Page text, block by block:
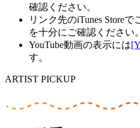
確認ください。
リンク先のiTunes Store
を十分にご確認ください。
YouTube動画の表示には
す。
ARTIST PICKUP